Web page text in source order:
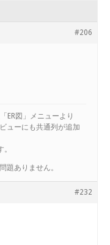
#206
ER図」メニューより
ューにも共通列が追加
題ありません。
#232